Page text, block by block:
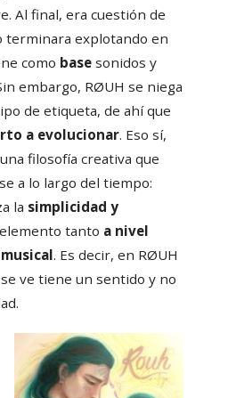
Al final, era cuestión de
terminara explotando en
como base sonidos y
embargo, RØUH se niega
de etiqueta, de ahí que
a evolucionar. Eso sí,
filosofía creativa que
a lo largo del tiempo:
la simplicidad y
tanto a nivel
. Es decir, en RØUH
ve tiene un sentido y no